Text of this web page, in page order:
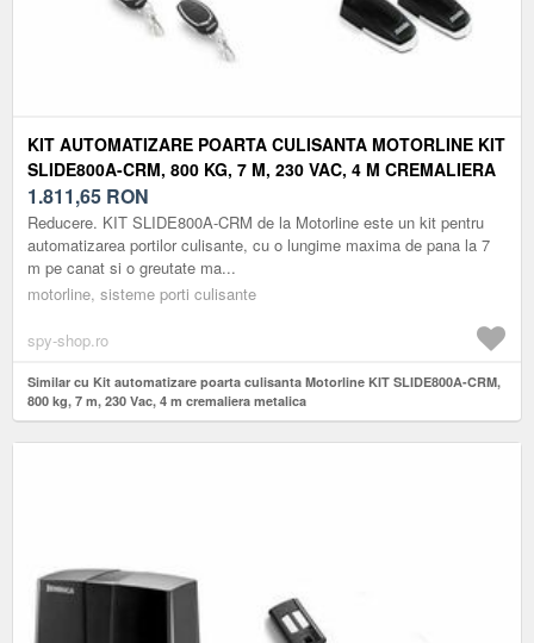
KIT AUTOMATIZARE POARTA CULISANTA MOTORLINE KIT
SLIDE800A-CRM, 800 KG, 7 M, 230 VAC, 4 M CREMALIERA
METALICA
1.811,65 RON
Reducere. KIT SLIDE800A-CRM de la Motorline este un kit pentru
automatizarea portilor culisante, cu o lungime maxima de pana la 7
m pe canat si o greutate ma...
motorline, sisteme porti culisante
spy-shop.ro
Similar cu Kit automatizare poarta culisanta Motorline KIT SLIDE800A-CRM,
800 kg, 7 m, 230 Vac, 4 m cremaliera metalica